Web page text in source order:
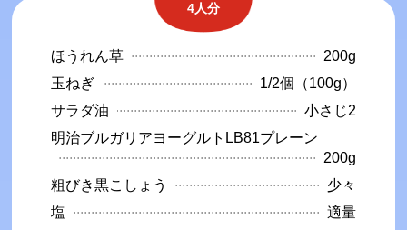
4人分
ほうれん草
200g
玉ねぎ
1/2個（100g）
サラダ油
小さじ2
明治ブルガリアヨーグルトLB81プレーン
200g
粗びき黒こしょう
少々
塩
適量